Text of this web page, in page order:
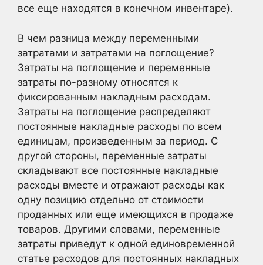
все еще находятся в конечном инвентаре).
В чем разница между переменными
затратами и затратами на поглощение?
Затраты на поглощение и переменные
затраты по-разному относятся к
фиксированным накладным расходам.
Затраты на поглощение распределяют
постоянные накладные расходы по всем
единицам, произведенным за период. С
другой стороны, переменные затраты
складывают все постоянные накладные
расходы вместе и отражают расходы как
одну позицию отдельно от стоимости
проданных или еще имеющихся в продаже
товаров. Другими словами, переменные
затраты приведут к одной единовременной
статье расходов для постоянных накладных